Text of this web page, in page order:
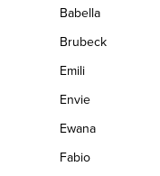
Babella
Brubeck
Emili
Envie
Ewana
Fabio